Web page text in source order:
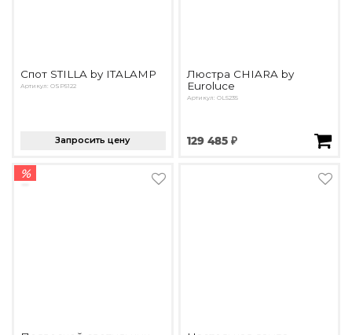
Спот STILLA by ITALAMP
Артикул: OSP5122
Запросить цену
Люстра CHIARA by
Euroluce
Артикул: OL5235
129 485 ₽
%